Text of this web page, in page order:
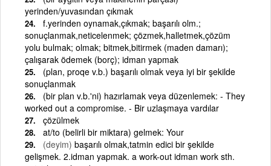
yerinden/yuvasından çıkmak
f.yerinden oynamak,çıkmak; başarılı olm.;
sonuçlanmak,neticelenmek; çözmek,halletmek,çözüm
yolu bulmak; olmak; bitmek,bitirmek (maden damarı);
çalışarak ödemek (borç); idman yapmak
(plan, proqe v.b.) başarılı olmak veya iyi bir şekilde
sonuçlanmak
(bir plan v.b.'ni) hazırlamak veya düzenlemek: - They
worked out a compromise. - Bir uzlaşmaya vardılar
çözülmek
at/to (belirli bir miktara) gelmek: Your
(deyim) başarılı olmak,tatmin edici bir şekilde
gelişmek. 2.idman yapmak. a work-out idman work sth.